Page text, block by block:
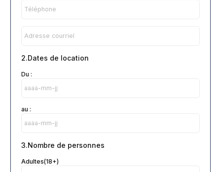
2.Dates de location
Du :
au :
3.Nombre de personnes
Adultes(18+)